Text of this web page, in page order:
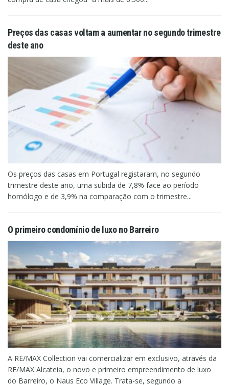
Preços das casas voltam a aumentar no segundo trimestre
deste ano
Os preços das casas em Portugal registaram, no segundo
trimestre deste ano, uma subida de 7,8% face ao período
homólogo e de 3,9% na comparação com o trimestre...
O primeiro condomínio de luxo no Barreiro
A RE/MAX Collection vai comercializar em exclusivo, através da
RE/MAX Alcateia, o novo e primeiro empreendimento de luxo
do Barreiro, o Naus Eco Village. Trata-se, segundo a